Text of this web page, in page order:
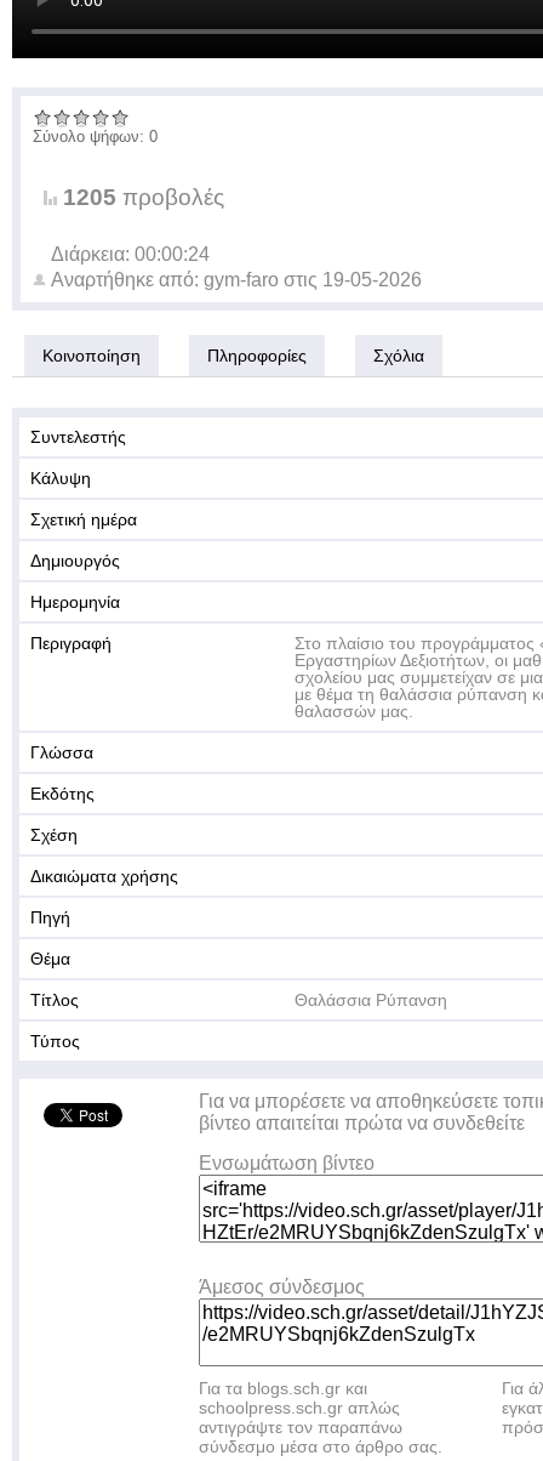
Σύνολο ψήφων: 0
1205 προβολές
Διάρκεια: 00:00:24
Αναρτήθηκε από: gym-faro στις 19-05-2026
Κοινοποίηση Πληροφορίες Σχόλια
Συντελεστής
Κάλυψη
Σχετική ημέρα
Δημιουργός
Ημερομηνία
Περιγραφή
Στο πλαίσιο του προγράμματος
Εργαστηρίων Δεξιοτήτων, οι
σχολείου μας συμμετείχαν σε
με θέμα τη θαλάσσια ρύπανση
θαλασσών μας.
Γλώσσα
Εκδότης
Σχέση
Δικαιώματα χρήσης
Πηγή
Θέμα
Τίτλος Θαλάσσια Ρύπανση
Τύπος
Για να μπορέσετε να αποθηκεύσετε
βίντεο απαιτείται πρώτα να συνδεθείτε
Ενσωμάτωση βίντεο
Άμεσος σύνδεσμος
Για τα blogs.sch.gr και
schoolpress.sch.gr απλώς
αντιγράψτε τον παραπάνω
σύνδεσμο μέσα στο άρθρο σας.
Για